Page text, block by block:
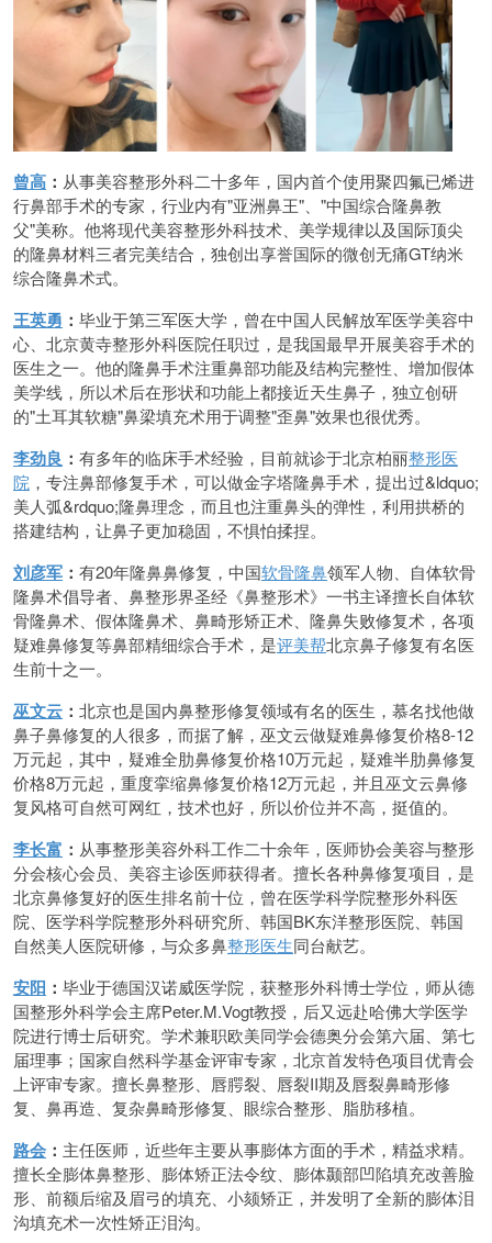
曾高 ： 从事美容整形外科二十多年，国内首个使用聚四氟已烯进
行鼻部手术的专家，行业内有"亚洲鼻王"、"中国综合隆鼻教
父"美称。他将现代美容整形外科技术、美学规律以及国际顶尖
的隆鼻材料三者完美结合，独创出享誉国际的微创无痛GT纳米
综合隆鼻术式。
王英勇 ： 毕业于第三军医大学，曾在中国人民解放军医学美容中
心、北京黄寺整形外科医院任职过，是我国最早开展美容手术的
医生之一。他的隆鼻手术注重鼻部功能及结构完整性、增加假体
美学线，所以术后在形状和功能上都接近天生鼻子，独立创研
的"土耳其软糖"鼻梁填充术用于调整"歪鼻"效果也很优秀。
李劲良 ： 有多年的临床手术经验，目前就诊于北京柏丽整形医
院 ，专注鼻部修复手术，可以做金字塔隆鼻手术，提出过&ldquo;
美人弧&rdquo;隆鼻理念，而且也注重鼻头的弹性，利用拱桥的
搭建结构，让鼻子更加稳固，不惧怕揉捏。
刘彦军 ： 有20年隆鼻鼻修复，中国软骨隆鼻领军人物、自体软骨
隆鼻术倡导者、鼻整形界圣经《鼻整形术》一书主译擅长自体软
骨隆鼻术、假体隆鼻术、鼻畸形矫正术、隆鼻失败修复术，各项
疑难鼻修复等鼻部精细综合手术，是评美帮北京鼻子修复有名医
生前十之一。
巫文云 ： 北京也是国内鼻整形修复领域有名的医生，慕名找他做
鼻子鼻修复的人很多，而据了解，巫文云做疑难鼻修复价格8-12
万元起，其中，疑难全肋鼻修复价格10万元起，疑难半肋鼻修复
价格8万元起，重度挛缩鼻修复价格12万元起，并且巫文云鼻修
复风格可自然可网红，技术也好，所以价位并不高，挺值的。
李长富 ： 从事整形美容外科工作二十余年，医师协会美容与整形
分会核心会员、美容主诊医师获得者。擅长各种鼻修复项目，是
北京鼻修复好的医生排名前十位，曾在医学科学院整形外科医
院、医学科学院整形外科研究所、韩国BK东洋整形医院、韩国
自然美人医院研修，与众多鼻整形医生同台献艺。
安阳 ： 毕业于德国汉诺威医学院，获整形外科博士学位，师从德
国整形外科学会主席Peter.M.Vogt教授，后又远赴哈佛大学医学
院进行博士后研究。学术兼职欧美同学会德奥分会第六届、第七
届理事；国家自然科学基金评审专家，北京首发特色项目优青会
上评审专家。擅长鼻整形、唇腭裂、唇裂II期及唇裂鼻畸形修
复、鼻再造、复杂鼻畸形修复、眼综合整形、脂肪移植。
路会 ： 主任医师，近些年主要从事膨体方面的手术，精益求精。
擅长全膨体鼻整形、膨体矫正法令纹、膨体颞部凹陷填充改善脸
形、前额后缩及眉弓的填充、小颏矫正，并发明了全新的膨体泪
沟填充术一次性矫正泪沟。